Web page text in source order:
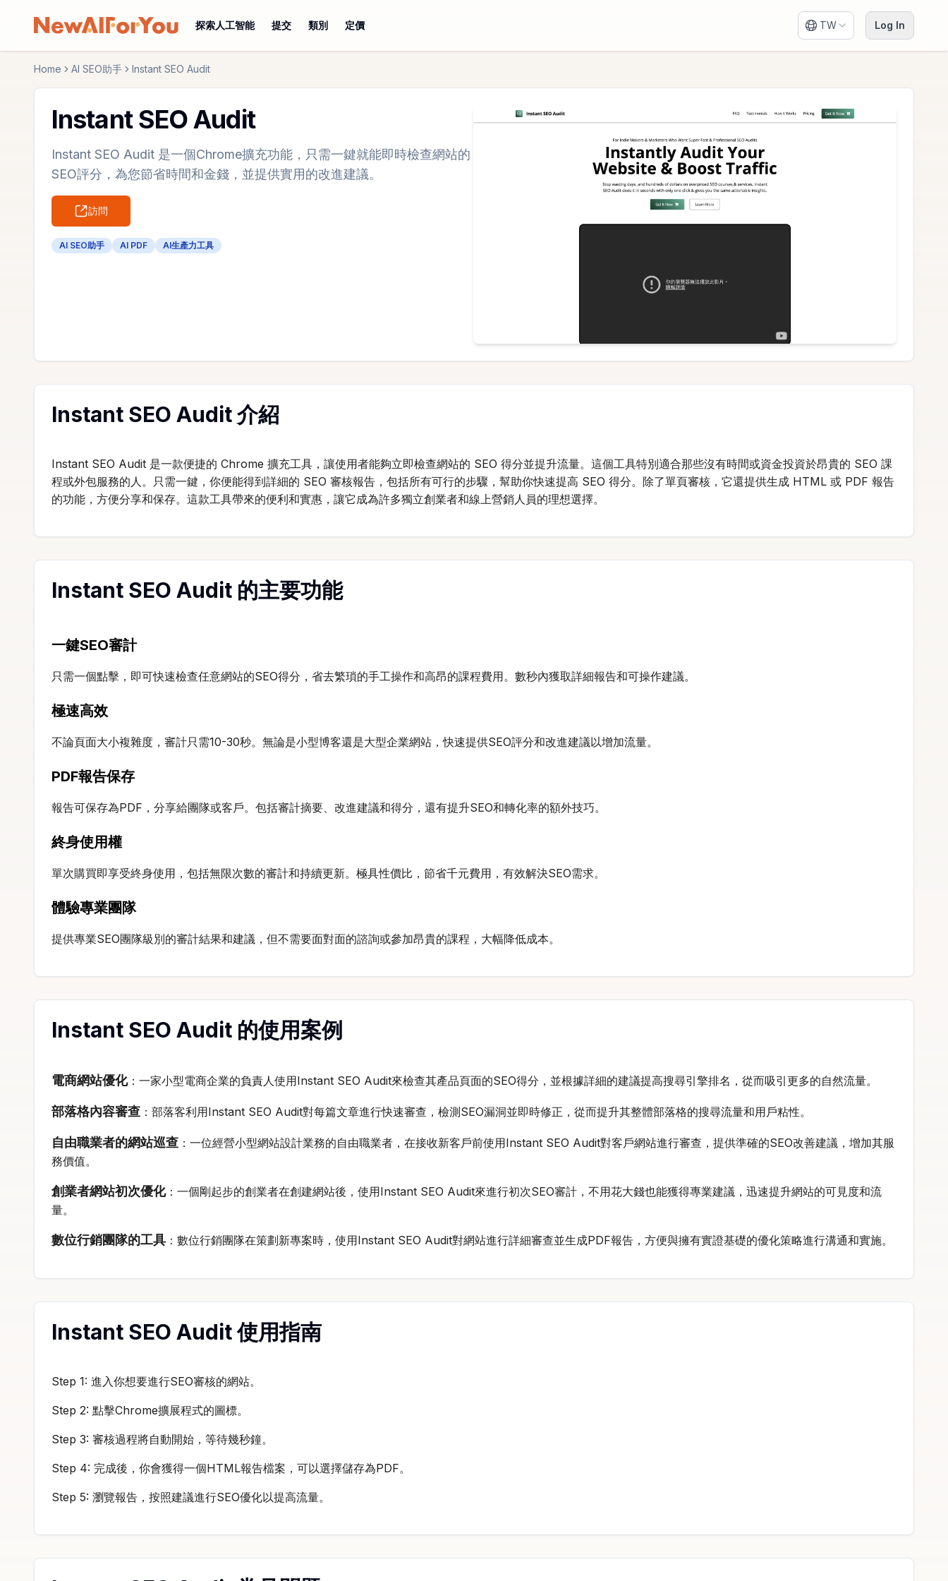
探索人工智能 提交 類別 定價 TW Log In
Home AI SEO助手 Instant SEO Audit
Instant SEO Audit
Instant SEO Audit 是一個Chrome擴充功能，只需一鍵就能即時檢查網站的
SEO評分，為您節省時間和金錢，並提供實用的改進建議。
訪問
AI SEO助手 AI PDF AI生產力工具
Instant SEO Audit 介紹
Instant SEO Audit 是一款便捷的 Chrome 擴充工具，讓使用者能夠立即檢查網站的 SEO 得分並提升流量。這個工具特別適合那些沒有時間或資金投資於昂貴的 SEO 課
程或外包服務的人。只需一鍵，你便能得到詳細的 SEO 審核報告，包括所有可行的步驟，幫助你快速提高 SEO 得分。除了單頁審核，它還提供生成 HTML 或 PDF 報告
的功能，方便分享和保存。這款工具帶來的便利和實惠，讓它成為許多獨立創業者和線上營銷人員的理想選擇。
Instant SEO Audit 的主要功能
一鍵SEO審計
只需一個點擊，即可快速檢查任意網站的SEO得分，省去繁瑣的手工操作和高昂的課程費用。數秒內獲取詳細報告和可操作建議。
極速高效
不論頁面大小複雜度，審計只需10-30秒。無論是小型博客還是大型企業網站，快速提供SEO評分和改進建議以增加流量。
PDF報告保存
報告可保存為PDF，分享給團隊或客戶。包括審計摘要、改進建議和得分，還有提升SEO和轉化率的額外技巧。
終身使用權
單次購買即享受終身使用，包括無限次數的審計和持續更新。極具性價比，節省千元費用，有效解決SEO需求。
體驗專業團隊
提供專業SEO團隊級別的審計結果和建議，但不需要面對面的諮詢或參加昂貴的課程，大幅降低成本。
Instant SEO Audit 的使用案例
電商網站優化：一家小型電商企業的負責人使用Instant SEO Audit來檢查其產品頁面的SEO得分，並根據詳細的建議提高搜尋引擎排名，從而吸引更多的自然流量。
部落格內容審查 ：部落客利用Instant SEO Audit對每篇文章進行快速審查，檢測SEO漏洞並即時修正，從而提升其整體部落格的搜尋流量和用戶粘性。
自由職業者的網站巡查 ：一位經營小型網站設計業務的自由職業者，在接收新客戶前使用Instant SEO Audit對客戶網站進行審查，提供準確的SEO改善建議，增加其服
務價值。
創業者網站初次優化：一個剛起步的創業者在創建網站後，使用Instant SEO Audit來進行初次SEO審計，不用花大錢也能獲得專業建議，迅速提升網站的可見度和流
量。
數位行銷團隊的工具 ：數位行銷團隊在策劃新專案時，使用Instant SEO Audit對網站進行詳細審查並生成PDF報告，方便與擁有實證基礎的優化策略進行溝通和實施。
Instant SEO Audit 使用指南
Step 1: 進入你想要進行SEO審核的網站。
Step 2: 點擊Chrome擴展程式的圖標。
Step 3: 審核過程將自動開始，等待幾秒鐘。
Step 4: 完成後，你會獲得一個HTML報告檔案，可以選擇儲存為PDF。
Step 5: 瀏覽報告，按照建議進行SEO優化以提高流量。